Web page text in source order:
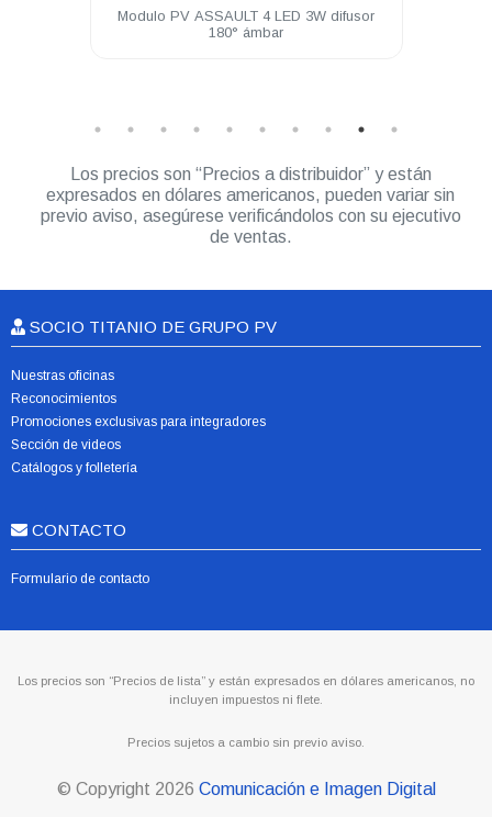
Modulo PV ASSAULT 4 LED 3W difusor
180° ámbar
Los precios son “Precios a distribuidor” y están
expresados en dólares americanos, pueden variar sin
previo aviso, asegúrese verificándolos con su ejecutivo
de ventas.
SOCIO TITANIO DE GRUPO PV
Nuestras oficinas
Reconocimientos
Promociones exclusivas para integradores
Sección de videos
Catálogos y folletería
CONTACTO
Formulario de contacto
Los precios son “Precios de lista” y están expresados en dólares americanos, no
incluyen impuestos ni flete.
Precios sujetos a cambio sin previo aviso.
© Copyright 2026 Comunicación e Imagen Digital